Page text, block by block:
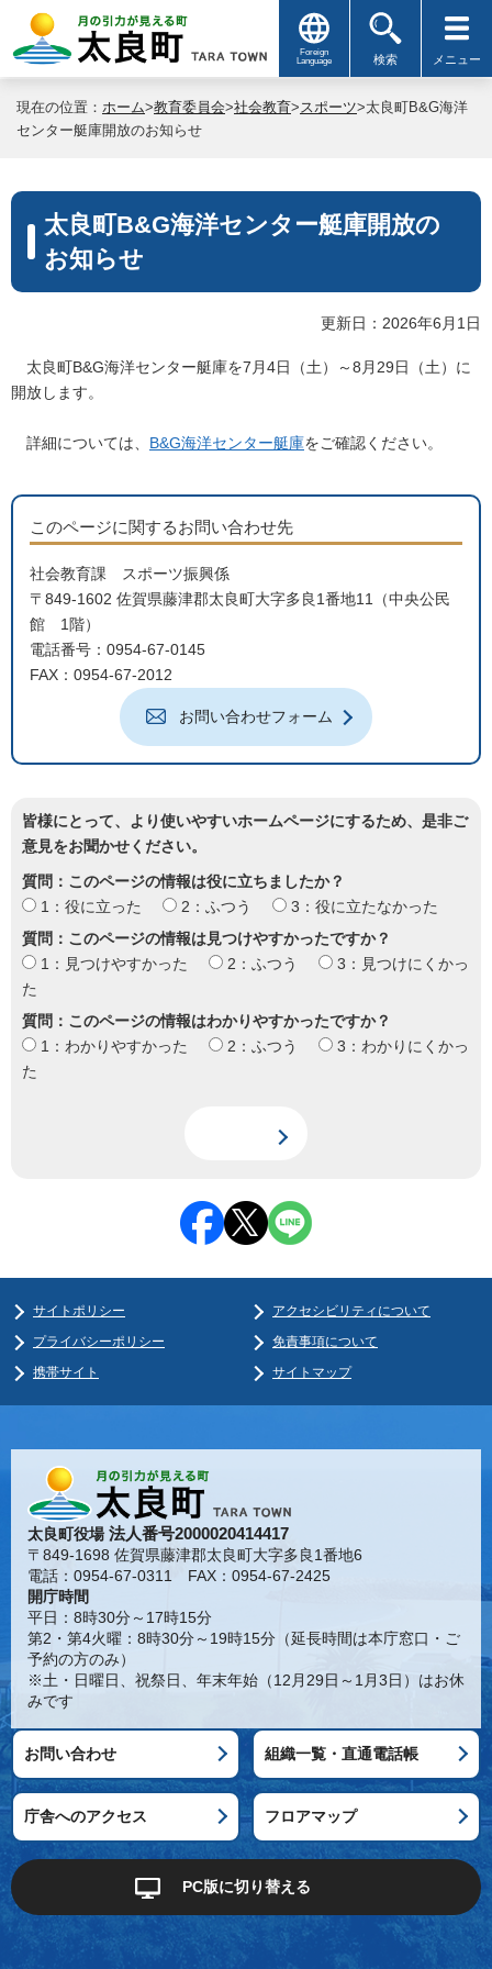
Foreign
Language
検索 メニュー
現在の位置： ホーム>教育委員会>社会教育>スポーツ>太良町B&G海洋
センター艇庫開放のお知らせ
太良町B&G海洋センター艇庫開放の
お知らせ
更新日：2026年6月1日
太良町B&G海洋センター艇庫を7月4日（土）～8月29日（土）に
開放します。
詳細については、 B&G海洋センター艇庫をご確認ください。
このページに関するお問い合わせ先
社会教育課 スポーツ振興係
〒849-1602 佐賀県藤津郡太良町大字多良1番地11（中央公民
館 1階）
電話番号：0954-67-0145
FAX：0954-67-2012
お問い合わせフォーム
皆様にとって、より使いやすいホームページにするため、是非ご
意見をお聞かせください。
質問：このページの情報は役に立ちましたか？
1：役に立った
2：ふつう
3：役に立たなかった
質問：このページの情報は見つけやすかったですか？
1：見つけやすかった
2：ふつう
3：見つけにくかっ
た
質問：このページの情報はわかりやすかったですか？
1：わかりやすかった
2：ふつう
3：わかりにくかっ
た
サイトポリシー
アクセシビリティについて
プライバシーポリシー
免責事項について
携帯サイト
サイトマップ
太良町役場法人番号2000020414417
〒849-1698 佐賀県藤津郡太良町大字多良1番地6
電話：0954-67-0311 FAX：0954-67-2425
開庁時間
平日：8時30分～17時15分
第2・第4火曜：8時30分～19時15分（延長時間は本庁窓口・ご
予約の方のみ）
※土・日曜日、祝祭日、年末年始（12月29日～1月3日）はお休
みです
お問い合わせ 組織一覧・直通電話帳
庁舎へのアクセス フロアマップ
PC版に切り替える